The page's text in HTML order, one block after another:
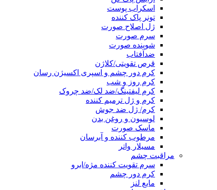
اسکراب پوست
تونر پاک کننده
ژل اصلاح صورت
سرم صورت
شوینده صورت
ضدآفتاب
قرص تقویتی/کلاژن
کرم دور چشم و اسپری اکسیژن رسان
کرم روز و شب
کرم لیفتینگ/ضد لک/ضد چروک
کرم و ژل ترمیم کننده
کرم/ ژل ضد جوش
لوسیون و روغن بدن
ماسک صورت
مرطوب کننده و آبرسان
مسیلار واتر
مراقبت چشم
سرم تقویت کننده مژه/ابرو
کرم دور چشم
مایع لنز